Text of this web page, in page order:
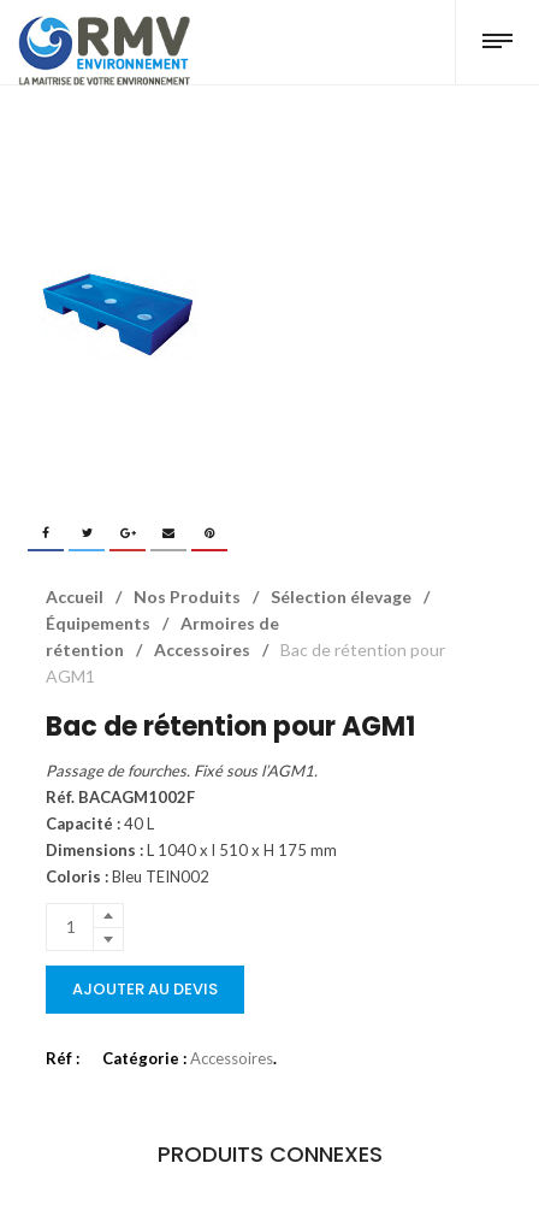
Accueil / Nos Produits / Sélection élevage /
Équipements
/ Armoires de
rétention
/ Accessoires /
Bac de rétention pour
AGM1
Bac de rétention pour AGM1
Passage de fourches. Fixé sous l’AGM1.
Réf. BACAGM1002F
Capacité :40 L
Dimensions :L 1040 x l 510 x H 175 mm
Coloris :Bleu TEIN002
AJOUTER AU DEVIS
Réf : Catégorie :Accessoires.
PRODUITS CONNEXES